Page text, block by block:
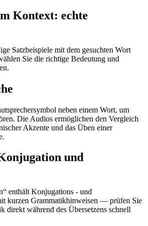
Kontext: echte
Satzbeispiele mit dem gesuchten Wort
Sie die richtige Bedeutung und
neben einem Wort, um
Die Audios ermöglichen den Vergleich
Akzente und das Üben einer
und
enthält Konjugations - und
kurzen Grammatikhinweisen — prüfen Sie
direkt während des Übersetzens schnell